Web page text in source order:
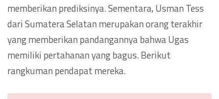
memberikan prediksinya. Sementara, Usman Tess
dari Sumatera Selatan merupakan orang terakhir
yang memberikan pandangannya bahwa Ugas
memiliki pertahanan yang bagus. Berikut
rangkuman pendapat mereka.